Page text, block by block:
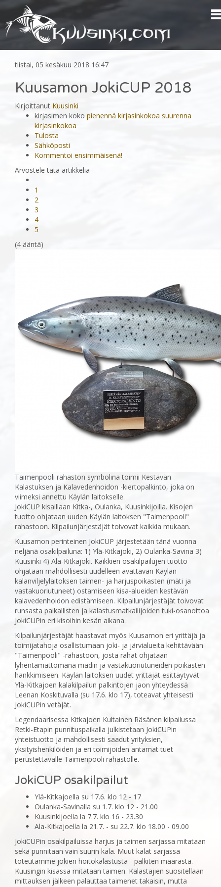
tiistai, 05 kesäkuu 2018 16:47
Kuusamon JokiCUP 2018
Kirjoittanut Kuusinki
kirjasimen koko pienennä kirjasinkokoa suurenna
kirjasinkokoa
Tulosta
Sähköposti
Kommentoi ensimmäisenä!
Arvostele tätä artikkelia
1
2
3
4
5
(4 ääntä)
Taimenpooli rahaston symbolina toimii Kestävän
Kalastuksen ja Kalavedenhoidon -kiertopalkinto, joka on
viimeksi annettu Käylän laitokselle.
JokiCUP kisaillaan Kitka-, Oulanka, Kuusinkijoilla. Kisojen
tuotto ohjataan uuden Käylän laitoksen "Taimenpooli"
rahastoon. Kilpailunjärjestäjät toivovat kaikkia mukaan.
Kuusamon perinteinen JokiCUP järjestetään tänä vuonna
neljänä osakilpailuna: 1) Ylä-Kitkajoki, 2) Oulanka-Savina 3)
Kuusinki 4) Ala-Kitkajoki. Kaikkien osakilpailujen tuotto
ohjataan mahdollisesti uudelleen avattavan Käylän
kalanviljelylaitoksen taimen- ja harjuspoikasten (mäti ja
vastakuoriutuneet) ostamiseen kisa-alueiden kestävän
kalavedenhoidon edistämiseen. Kilpailunjärjestäjät toivovat
runsasta paikallisten ja kalastusmatkailijoiden tuki-osanottoa
JokiCUPin eri kisoihin kesän aikana.
Kilpailunjärjestäjät haastavat myös Kuusamon eri yrittäjä ja
toimijatahoja osallistumaan joki- ja järvialueita kehittävään
"Taimenpooli" -rahastoon, josta rahat ohjataan
lyhentämättömänä mädin ja vastakuoriutuneiden poikasten
hankkimiseen. Käylän laitoksen uudet yrittäjät esittäytyvät
Ylä-Kitkajoen kalakilpailun palkintojen jaon yhteydessä
Leenan Koskituvalla (su 17.6. klo 17), toteavat yhteisesti
JokiCUPin vetäjät.
Legendaarisessa Kitkajoen Kultainen Räsänen kilpailussa
Retki-Etapin punnituspaikalla julkistetaan JokiCUPin
yhteistuotto ja mahdollisesti saadut yrityksien,
yksityishenkilöiden ja eri toimijoiden antamat tuet
perustettavalle Taimenpooli rahastolle.
JokiCUP osakilpailut
Ylä-Kitkajoella su 17.6. klo 12 - 17
Oulanka-Savinalla su 1.7. klo 12 - 21.00
Kuusinkijoella la 7.7. klo 16 - 23.30
Ala-Kitkajoella la 21.7. - su 22.7. klo 18.00 - 09.00
JokiCUPin osakilpailuissa harjus ja taimen sarjassa mitataan
sekä punnitaan vain suurin kala. Muut kalat sarjassa
toteutamme jokien hoitokalastusta - palkiten määrästä.
Kuusingin kisassa mitataan taimen. Kalastajien suositellaan
mittauksen jälkeen palauttaa taimenet takaisin, mutta